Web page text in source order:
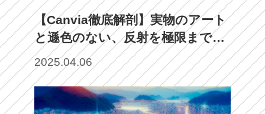
【Canvia徹底解剖】実物のアート
と遜色のない、反射を極限まで抑
えたデジタルキャンバスが切り拓
く、新時代のデジタルアート空間
2025.04.06